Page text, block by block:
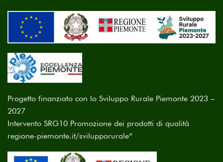
Progetto finanziato con lo Sviluppo Rurale Piemonte 2023 –
2027
Intervento SRG10 Promozione dei prodotti di qualità
regione-piemonte.it/svilupporurale“